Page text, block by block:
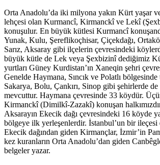
Orta Anadolu’da iki milyona yakın Kürt yaşar
lehçesi olan Kurmancî, Kirmanckî ve Lekî
konuşulur. En büyük kütlesi Kurmancî
Yunak, Kulu, Şereflikoçhisar, Çiçekdağı,
Sarız, Aksaray gibi ilçelerin çevresindeki
büyük kütle de Lek veya Şexbizinî dediğimiz
yurtları Güney Kurdistan’ın Xaneqin şehri
Genelde Haymana, Sıncık ve Polatlı bölgesinde
Sakarya, Bolu, Çankırı, Sinop gibi şehirlerde de
mevcuttur. Haymana çevresinde 33 köydür.
Kirmanckî (Dimilkî-Zazakî) konuşan
Aksarayın Ekecik dağı çevresindeki 16 köyde
bölgeye ilk yerleşenlerdir. İstanbul’un bir ileçesi
Ekecik dağından giden Kirmançlar, İzmir’in
kez kuranların Orta Anadolu’dan giden
belgeler yazar.